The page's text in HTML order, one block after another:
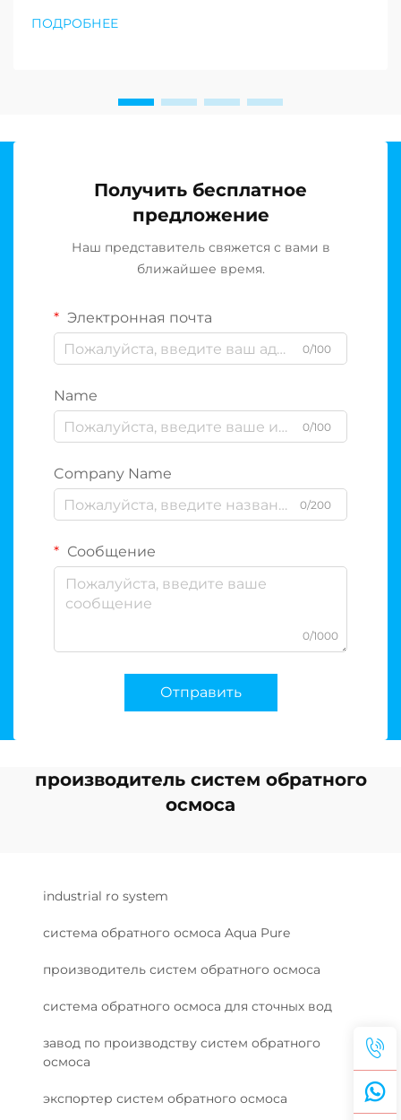
дорогостоящий ущерб и продлить срок службы
ПОДРОБНЕЕ
Получить бесплатное
предложение
Наш представитель свяжется с вами в
ближайшее время.
Электронная почта
0/100
Name
0/100
Company Name
0/200
Сообщение
0/1000
Отправить
производитель систем обратного
осмоса
industrial ro system
система обратного осмоса Aqua Pure
производитель систем обратного осмоса
система обратного осмоса для сточных вод
завод по производству систем обратного
осмоса
экспортер систем обратного осмоса